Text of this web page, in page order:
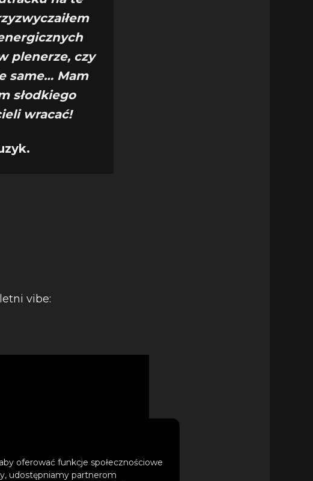
oferować funkcje społecznościowe
udostępniamy partnerom
plenerze, czy
same… Mam
słodkiego
wracać!
​vibe: